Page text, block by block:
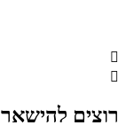
רוצים